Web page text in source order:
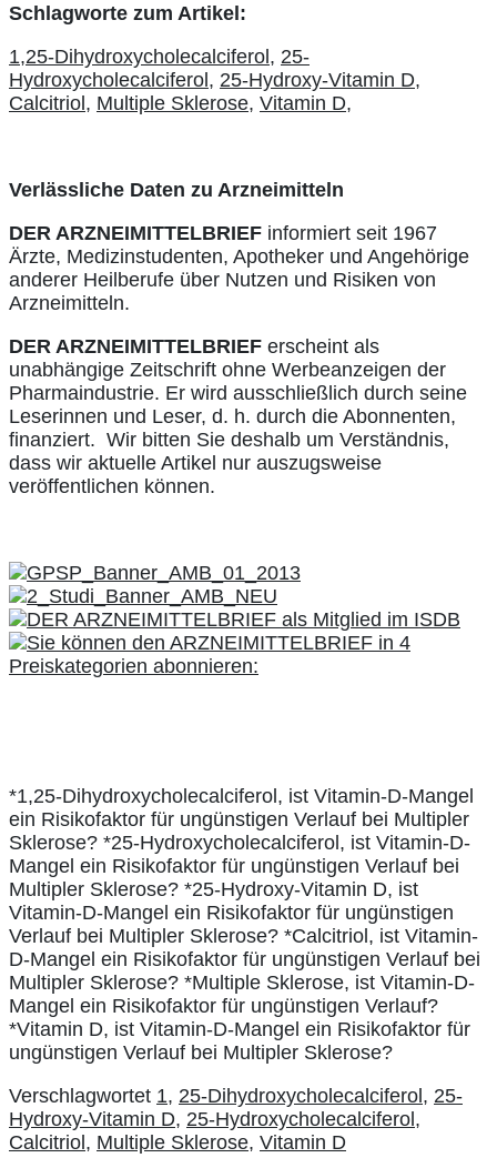
Schlagworte zum Artikel:
1,25-Dihydroxycholecalciferol, 25-
Hydroxycholecalciferol, 25-Hydroxy-Vitamin D,
Calcitriol, Multiple Sklerose, Vitamin D,
Verlässliche Daten zu Arzneimitteln
DER ARZNEIMITTELBRIEF informiert seit 1967
Ärzte, Medizinstudenten, Apotheker und Angehörige
anderer Heilberufe über Nutzen und Risiken von
Arzneimitteln.
DER ARZNEIMITTELBRIEF erscheint als
unabhängige Zeitschrift ohne Werbeanzeigen der
Pharmaindustrie. Er wird ausschließlich durch seine
Leserinnen und Leser, d. h. durch die Abonnenten,
finanziert. Wir bitten Sie deshalb um Verständnis,
dass wir aktuelle Artikel nur auszugsweise
veröffentlichen können.
*1,25-Dihydroxycholecalciferol, ist Vitamin-D-Mangel
ein Risikofaktor für ungünstigen Verlauf bei Multipler
Sklerose? *25-Hydroxycholecalciferol, ist Vitamin-D-
Mangel ein Risikofaktor für ungünstigen Verlauf bei
Multipler Sklerose? *25-Hydroxy-Vitamin D, ist
Vitamin-D-Mangel ein Risikofaktor für ungünstigen
Verlauf bei Multipler Sklerose? *Calcitriol, ist Vitamin-
D-Mangel ein Risikofaktor für ungünstigen Verlauf bei
Multipler Sklerose? *Multiple Sklerose, ist Vitamin-D-
Mangel ein Risikofaktor für ungünstigen Verlauf?
*Vitamin D, ist Vitamin-D-Mangel ein Risikofaktor für
ungünstigen Verlauf bei Multipler Sklerose?
Verschlagwortet 1, 25-Dihydroxycholecalciferol, 25-
Hydroxy-Vitamin D, 25-Hydroxycholecalciferol,
Calcitriol, Multiple Sklerose, Vitamin D